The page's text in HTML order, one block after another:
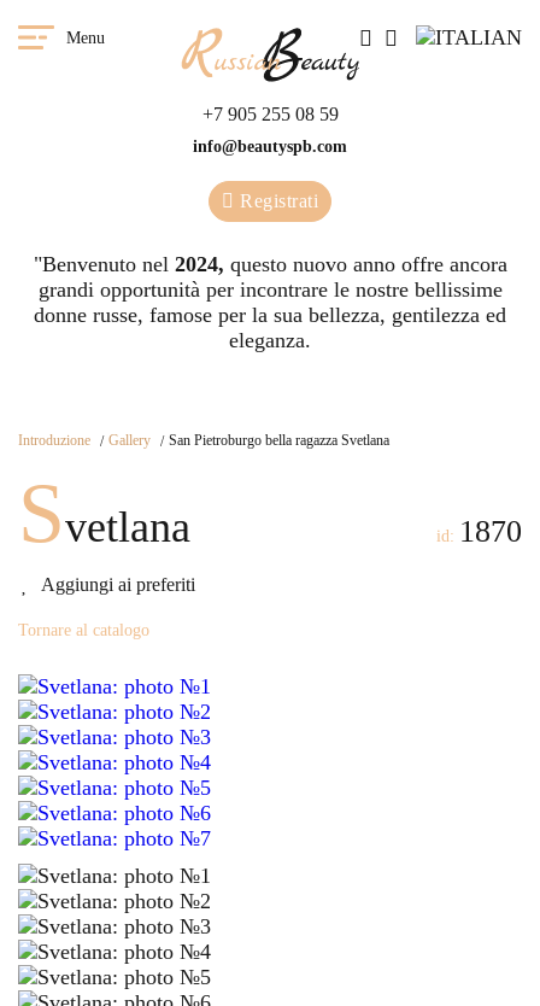
Menu
+7 905 255 08 59
info@beautyspb.com
Registrati
"Benvenuto nel 2024, questo nuovo anno offre ancora
grandi opportunità per incontrare le nostre bellissime
donne russe, famose per la sua bellezza, gentilezza ed
eleganza.
Introduzione Gallery San Pietroburgo bella ragazza Svetlana
Svetlana
Aggiungi ai preferiti
id: 1870
Tornare al catalogo